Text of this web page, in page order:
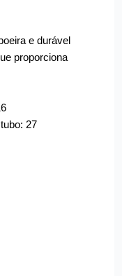
e durável
proporciona
27